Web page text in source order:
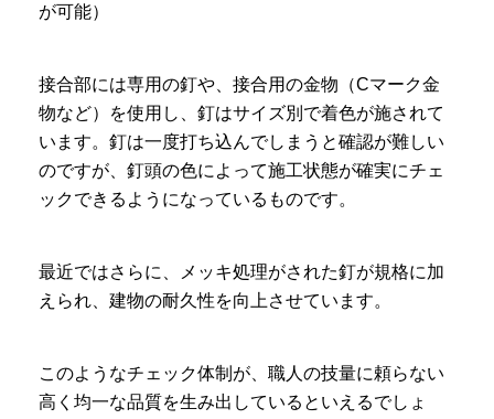
が可能）
接合部には専用の釘や、接合用の金物（Cマーク金
物など）を使用し、釘はサイズ別で着色が施されて
います。釘は一度打ち込んでしまうと確認が難しい
のですが、釘頭の色によって施工状態が確実にチェ
ックできるようになっているものです。
最近ではさらに、メッキ処理がされた釘が規格に加
えられ、建物の耐久性を向上させています。
このようなチェック体制が、職人の技量に頼らない
高く均一な品質を生み出しているといえるでしょ